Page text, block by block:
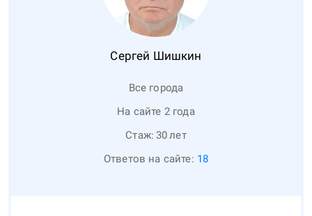
Сергей Шишкин
Все города
На сайте 2 года
Стаж: 30лет
Ответов на сайте: 18